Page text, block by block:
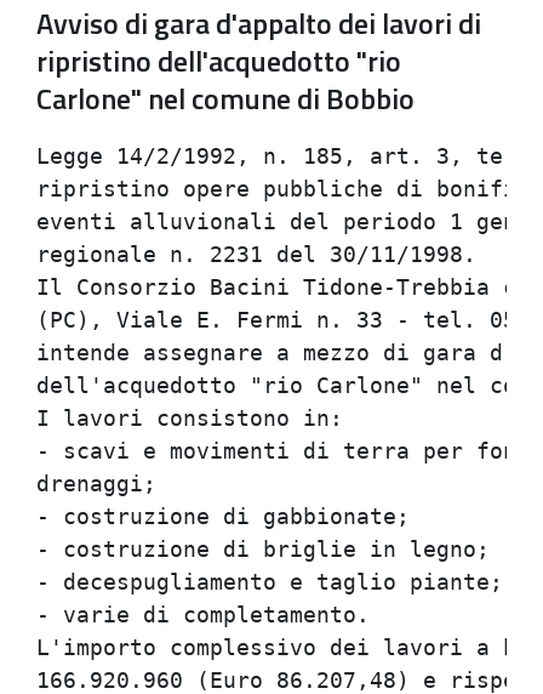
Avviso di gara d'appalto dei lavori di
ripristino dell'acquedotto "rio
Carlone" nel comune di Bobbio
Legge 14/2/1992, n. 185, art.
ripristino opere pubbliche di
eventi alluvionali del periodo
regionale n.
Il Consorzio Bacini Tidone-
(PC), Viale E. Fermi n. 33 - tel.
intende assegnare a mezzo
dell'acquedotto "rio
I lavori
- scavi e movimenti di
-
- costruzione
-
- varie di
L'importo complessivo dei
166.920.960 (Euro 86.207,48)